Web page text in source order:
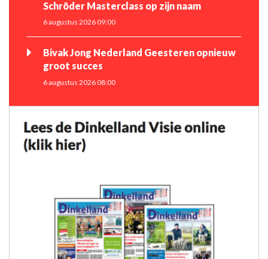
Schröder Masterclass op zijn naam
6 augustus 2026 09:00
Bivak Jong Nederland Geesteren opnieuw
groot succes
6 augustus 2026 08:00